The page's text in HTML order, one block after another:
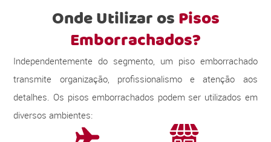
Onde Utilizar osPisos
Emborrachados?
Independentemente do segmento, um piso emborrachado
transmite organização, profissionalismo e atenção aos
detalhes. Os pisos emborrachados podem ser utilizados em
diversos ambientes: